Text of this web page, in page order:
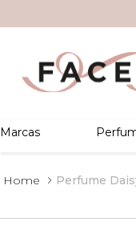
Marcas
Perfume